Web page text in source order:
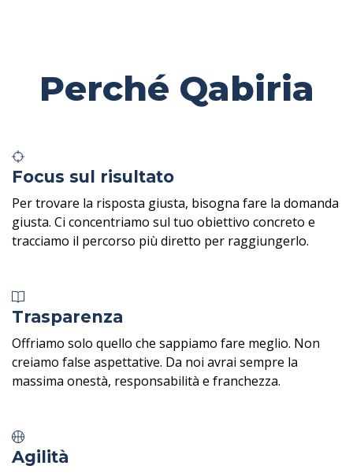
Perché Qabiria
Focus sul risultato
Per trovare la risposta giusta, bisogna fare la domanda
giusta. Ci concentriamo sul tuo obiettivo concreto e
tracciamo il percorso più diretto per raggiungerlo.
Trasparenza
Offriamo solo quello che sappiamo fare meglio. Non
creiamo false aspettative. Da noi avrai sempre la
massima onestà, responsabilità e franchezza.
Agilità